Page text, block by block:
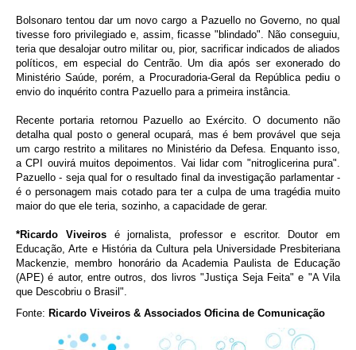
Bolsonaro tentou dar um novo cargo a Pazuello no Governo, no qual
tivesse foro privilegiado e, assim, ficasse "blindado". Não conseguiu,
teria que desalojar outro militar ou, pior, sacrificar indicados de aliados
políticos, em especial do Centrão. Um dia após ser exonerado do
Ministério Saúde, porém, a Procuradoria-Geral da República pediu o
envio do inquérito contra Pazuello para a primeira instância.
Recente portaria retornou Pazuello ao Exército. O documento não
detalha qual posto o general ocupará, mas é bem provável que seja
um cargo restrito a militares no Ministério da Defesa. Enquanto isso,
a CPI ouvirá muitos depoimentos. Vai lidar com "nitroglicerina pura".
Pazuello - seja qual for o resultado final da investigação parlamentar -
é o personagem mais cotado para ter a culpa de uma tragédia muito
maior do que ele teria, sozinho, a capacidade de gerar.
*Ricardo Viveirosé jornalista, professor e escritor. Doutor em
Educação, Arte e História da Cultura pela Universidade Presbiteriana
Mackenzie, membro honorário da Academia Paulista de Educação
(APE) é autor, entre outros, dos livros "Justiça Seja Feita" e "A Vila
que Descobriu o Brasil".
Fonte: Ricardo Viveiros & Associados Oficina de Comunicação